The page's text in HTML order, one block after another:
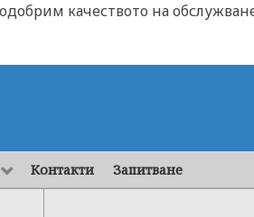
качеството на
Контакти Запитване